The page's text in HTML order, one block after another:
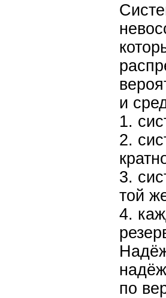
и
1.
2.
3.
той
4.
по